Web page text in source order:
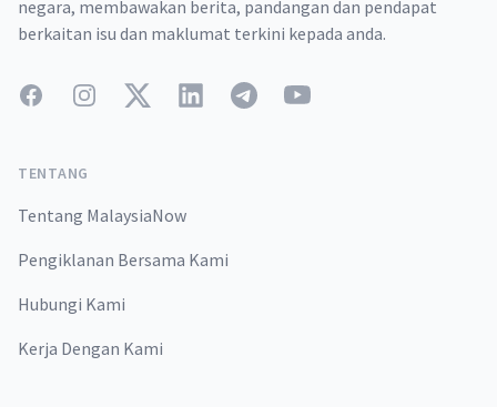
negara, membawakan berita, pandangan dan pendapat
berkaitan isu dan maklumat terkini kepada anda.
FacebookInstagramTwitterLinkedInTelegramYouTube
TENTANG
Tentang MalaysiaNow
Pengiklanan Bersama Kami
Hubungi Kami
Kerja Dengan Kami